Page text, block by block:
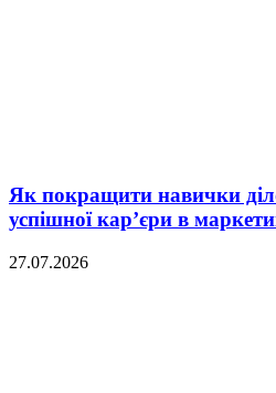
Як покращити навички
успішної кар’єри в
27.07.2026